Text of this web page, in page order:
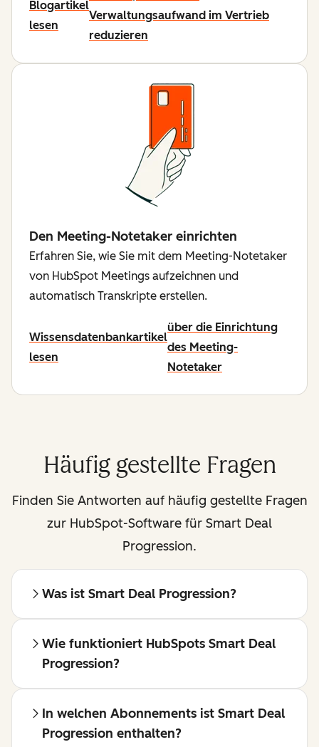
Blogartikel
lesen
Verwaltungsaufwand im Vertrieb
reduzieren
Den Meeting-Notetaker einrichten
Erfahren Sie, wie Sie mit dem Meeting-Notetaker
von HubSpot Meetings aufzeichnen und
automatisch Transkripte erstellen.
Wissensdatenbankartikel
lesen
über die Einrichtung
des Meeting-
Notetaker
Häufig gestellte Fragen
Finden Sie Antworten auf häufig gestellte Fragen
zur HubSpot-Software für Smart Deal
Progression.
Was ist Smart Deal Progression?
Wie funktioniert HubSpots Smart Deal
Progression?
In welchen Abonnements ist Smart Deal
Progression enthalten?